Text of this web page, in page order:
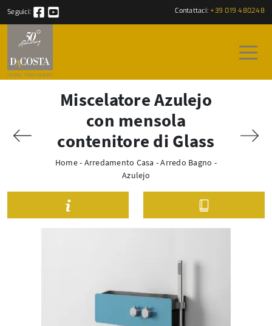
Seguici: Contattaci: +39 019 480248
Miscelatore Azulejo
con mensola
contenitore di Glass
Home- Arredamento Casa -Arredo Bagno -
Azulejo